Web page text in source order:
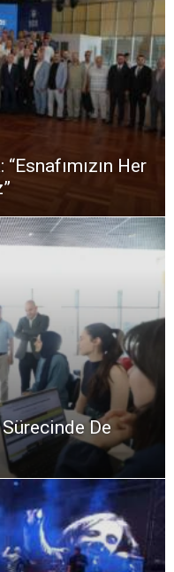
Her
De